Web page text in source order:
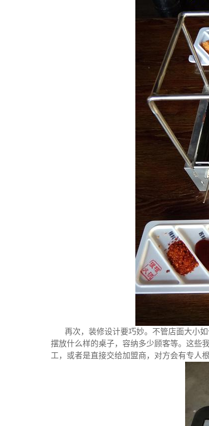
再次，装修设计要巧妙。不管店面大小
摆放什么样的桌子，容纳多少顾客等。这些
工，或者是直接交给加盟商，对方会有专人